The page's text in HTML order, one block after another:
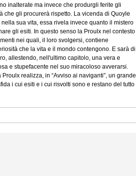
inalterate ma invece che produrgli ferite gli
gli procurerà rispetto. La vicenda di Quoyle
sua vita, essa rivela invece quanto il mistero
gli esiti. In questo senso la Proulx nel contesto
nei quali, il loro svolgersi, contiene
che la vita e il mondo contengono. E sarà di
allestendo, nell'ultimo capitolo, una vera e
e stupefacente nel suo miracoloso avverarsi.
realizza, in “Avviso ai naviganti”, un grande
i cui esiti e i cui risvolti sono e restano del tutto